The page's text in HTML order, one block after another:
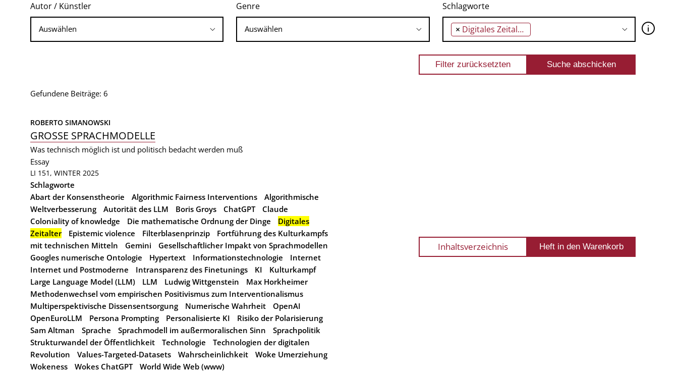
Autor / Künstler Genre Schlagworte
× Digitales Zeitalter 🛈
Gefundene Beiträge: 6
ROBERTO SIMANOWSKI
GROSSE SPRACHMODELLE
Was technisch möglich ist und politisch bedacht werden muß
Essay
LI 151, WINTER 2025
Schlagworte
Abart der Konsenstheorie
Algorithmic Fairness Interventions
Algorithmische
Weltverbesserung
Autorität des LLM Boris Groys ChatGPT
Claude
Coloniality of knowledge
Die mathematische Ordnung der Dinge
Digitales
Zeitalter
Epistemic violence Filterblasenprinzip
Fortführung des Kulturkampfs
mit technischen Mitteln
Gemini
Gesellschaftlicher Impakt von Sprachmodellen
Googles numerische Ontologie
Hypertext Informationstechnologie
Internet
Internet und Postmoderne
Intransparenz des Finetunings KI
Kulturkampf
Large Language Model (LLM)
LLM Ludwig Wittgenstein
Max Horkheimer
Methodenwechsel vom empirischen Positivismus zum Interventionalismus
Multiperspektivische Dissensentsorgung
Numerische Wahrheit
OpenAI
OpenEuroLLM
Persona Prompting Personalisierte KI
Risiko der Polarisierung
Sam Altman
Sprache Sprachmodell im außermoralischen Sinn
Sprachpolitik
Strukturwandel der Öffentlichkeit
Technologie
Technologien der digitalen
Revolution
Values-Targeted-Datasets Wahrscheinlichkeit
Woke Umerziehung
Wokeness
Wokes ChatGPT World Wide Web (www)
Inhaltsverzeichnis